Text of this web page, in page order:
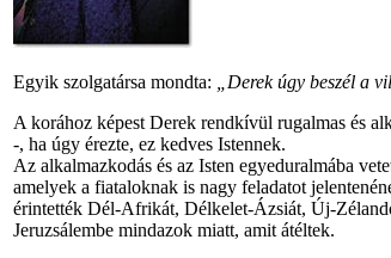
Egyik szolgatársa mondta:
„Derek úgy beszél a
A korához képest Derek rendkívül rugalmas és
-, ha úgy érezte, ez kedves Istennek.
Az alkalmazkodás és az Isten egyeduralmába
amelyek a fiataloknak is nagy feladatot
érintették Dél-Afrikát, Délkelet-Ázsiát, Új-
Jeruzsálembe mindazok miatt, amit átéltek.